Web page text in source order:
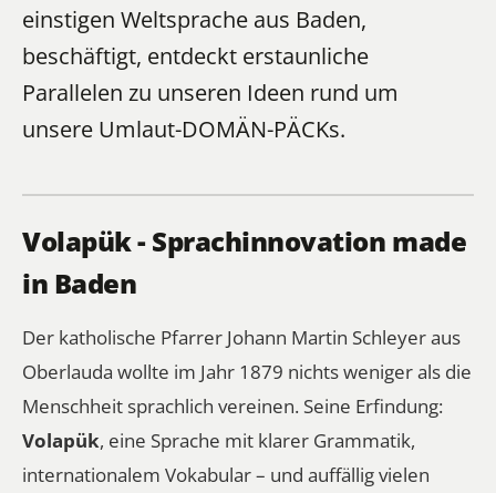
einstigen Weltsprache aus Baden,
beschäftigt, entdeckt erstaunliche
Parallelen zu unseren Ideen rund um
unsere Umlaut-DOMÄN-PÄCKs.
Volapük - Sprachinnovation made
in Baden
Der katholische Pfarrer Johann Martin Schleyer aus
Oberlauda wollte im Jahr 1879 nichts weniger als die
Menschheit sprachlich vereinen. Seine Erfindung:
Volapük, eine Sprache mit klarer Grammatik,
internationalem Vokabular – und auffällig vielen